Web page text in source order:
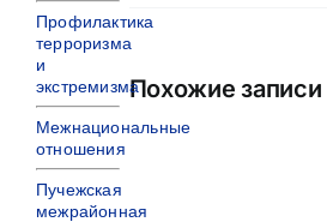
Похожие записи
Профилактика
терроризма
и
экстремизма
Межнациональные
отношения
Пучежская
межрайонная